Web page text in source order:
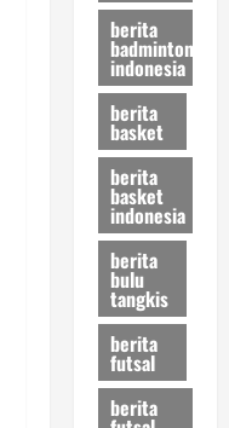
berita
badminton
indonesia
berita
basket
berita
basket
indonesia
berita
bulu
tangkis
berita
futsal
berita